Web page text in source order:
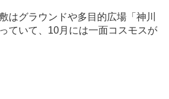
はグラウンドや多目的広場「神川
ていて、10月には一面コスモスが